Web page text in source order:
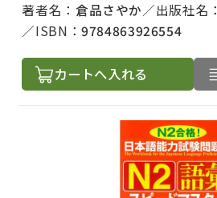
著者名： 倉品さやか 出版社名：
ISBN：9784863926554
カートへ入れる